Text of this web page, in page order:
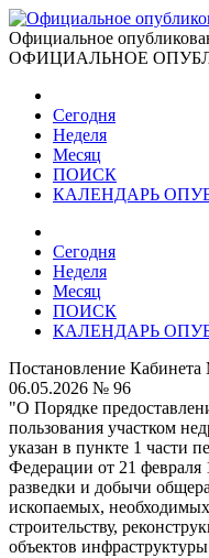
Официальное
ОФИЦИАЛЬНОЕ
Сегодня
Неделя
Месяц
ПОИСК
КАЛЕНДАРЬ
Сегодня
Неделя
Месяц
ПОИСК
КАЛЕНДАРЬ
Постановление
06.05.2026 № 96
"О Порядке
пользования участком
указан в пункте 1 части
Федерации от 21
разведки и добычи
ископаемых,
строительству,
объектов